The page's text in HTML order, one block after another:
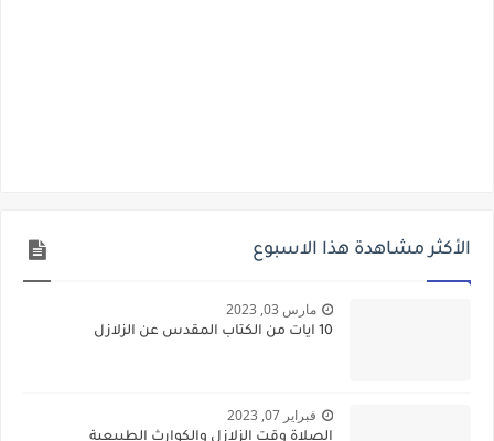
الأكثر مشاهدة هذا الاسبوع
مارس 03, 2023
10 ايات من الكتاب المقدس عن الزلازل
فبراير 07, 2023